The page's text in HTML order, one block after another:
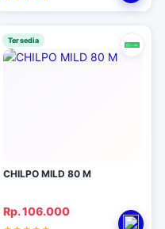
Tersedia
CHILPO MILD 80 M
Rp. 106.000